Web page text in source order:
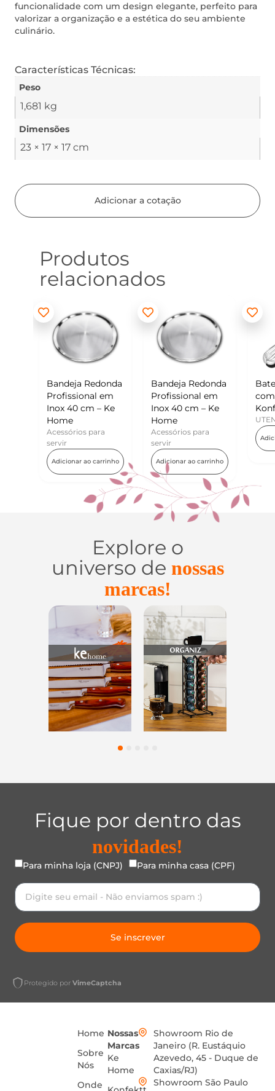
funcionalidade com um design elegante, perfeito para
valorizar a organização e a estética do seu ambiente
culinário.
Características Técnicas:
Peso
1,681 kg
Dimensões
23 × 17 × 17 cm
Adicionar a cotação
Produtos
relacionados
Bandeja Redonda
Profissional em
Inox 40 cm – Ke
Home
Acessórios para
Adicionar ao carrinho
Batedor de Ovos
com Raspador –
Konfektt
UTENSÍLIOS
Adicionar ao carrinho
Explore o
universo de nossas
marcas!
Lar
Casa e
Organização
Utilidades
45
Fique por dentro das
novidades!
Para minha loja (CNPJ) Para minha casa (CPF)
Se inscrever
Protegido por VimeCaptcha
Home
Sobre
Nós
Onde
Nossas
Marcas
Ke
Home
Showroom Rio de
Janeiro (R. Eustáquio
Azevedo, 45 - Duque de
Caxias/RJ)
Showroom São Paulo